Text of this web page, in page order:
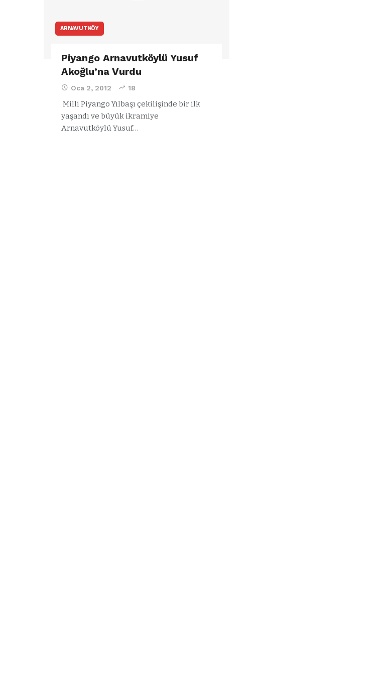
ARNAVUTKÖY
Piyango Arnavutköylü Yusuf
Akoğlu’na Vurdu
Oca 2, 2012 18
Milli Piyango Yılbaşı çekilişinde bir ilk
yaşandı ve büyük ikramiye
Arnavutköylü Yusuf…